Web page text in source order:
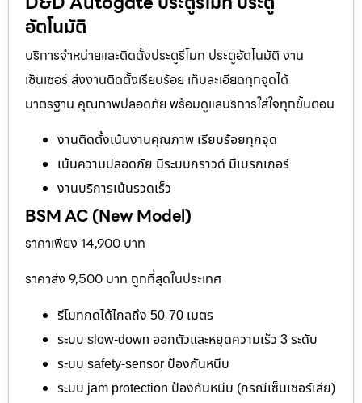
อัตโนมัติ
บริการจำหน่ายและติดตั้งประตูรีโมท ประตูอัตโนมัติ งาน
เซ็นเซอร์ ส่งงานติดตั้งเรียบร้อย เก็บละเอียดทุกจุดได้
มาตรฐาน คุณภาพปลอดภัย พร้อมดูแลบริการใส่ใจทุกขั้นตอน
งานติดตั้งเน้นงานคุณภาพ เรียบร้อยทุกจุด
เน้นความปลอดภัย มีระบบกราวด์ มีเบรกเกอร์
งานบริการเน้นรวดเร็ว
BSM AC (New Model)
ราคาเพียง 14,900 บาท
ราคาส่ง 9,500 บาท ถูกที่สุดในประเทศ
รีโมทกดได้ไกลถึง 50-70 เมตร
ระบบ slow-down ออกตัวและหยุดความเร็ว 3 ระดับ
ระบบ safety-sensor ป้องกันหนีบ
ระบบ jam protection ป้องกันหนีบ (กรณีเซ็นเซอร์เสีย)